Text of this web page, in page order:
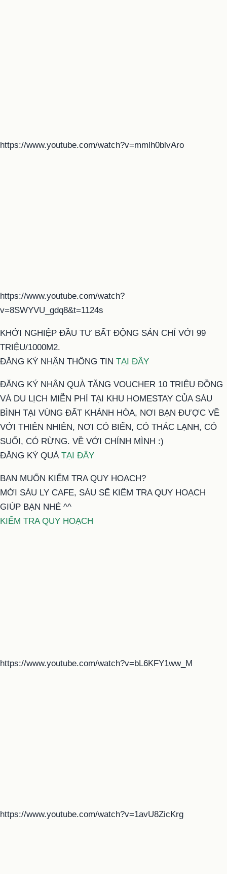
https://www.youtube.com/watch?v=mmlh0blvAro
https://www.youtube.com/watch?
v=8SWYVU_gdq8&t=1124s
KHỞI NGHIỆP ĐẦU TƯ BẤT ĐỘNG SẢN CHỈ VỚI 99
TRIỆU/1000M2.
ĐĂNG KÝ NHẬN THÔNG TIN TẠI ĐÂY
ĐĂNG KÝ NHẬN QUÀ TẶNG VOUCHER 10 TRIỆU ĐỒNG
VÀ DU LỊCH MIỄN PHÍ TẠI KHU HOMESTAY CỦA SÁU
BÌNH TẠI VÙNG ĐẤT KHÁNH HÒA, NƠI BẠN ĐƯỢC VỀ
VỚI THIÊN NHIÊN, NƠI CÓ BIỂN, CÓ THÁC LẠNH, CÓ
SUỐI, CÓ RỪNG. VỀ VỚI CHÍNH MÌNH :)
ĐĂNG KÝ QUÀ TẠI ĐÂY
BẠN MUỐN KIỂM TRA QUY HOẠCH?
MỜI SÁU LY CAFE, SÁU SẼ KIỂM TRA QUY HOẠCH
GIÚP BẠN NHÉ ^^
KIỂM TRA QUY HOẠCH
https://www.youtube.com/watch?v=bL6KFY1ww_M
https://www.youtube.com/watch?v=1avU8ZicKrg